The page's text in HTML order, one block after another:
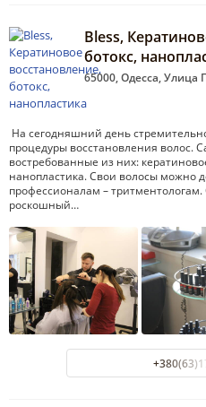
Bless,
ботокс,
65000, Одесса, Улица
На сегодняшний день
процедуры восстановления волос.
востребованные из них:
нанопластика. Свои волосы можно
профессионалам –
роскошный…